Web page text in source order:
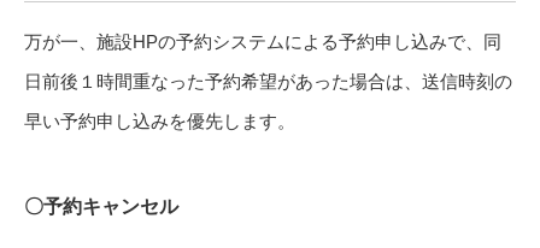
万が一、施設HPの予約システムによる予約申し込みで、同
日前後１時間重なった予約希望があった場合は、送信時刻の
早い予約申し込みを優先します。
〇予約キャンセル